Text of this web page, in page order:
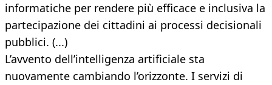
informatiche per rendere più efficace e inclusiva la
partecipazione dei cittadini ai processi decisionali
pubblici. (...)
L’avvento dell’intelligenza artificiale sta
nuovamente cambiando l’orizzonte. I servizi di